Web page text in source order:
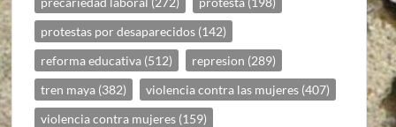
protestas por desaparecidos (142)
reforma educativa (512) represion (289)
tren maya (382) violencia contra las mujeres (407)
violencia contra mujeres (159)